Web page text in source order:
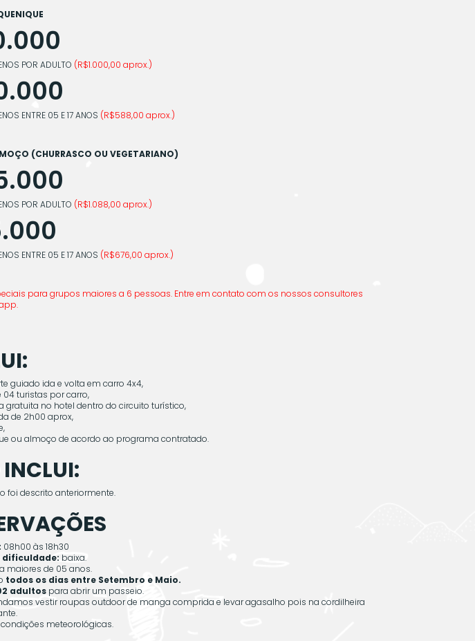
POR ADULTO (R$1.000,00 aprox.)
ENTRE 05 E 17 ANOS (R$588,00 aprox.)
(CHURRASCO OU VEGETARIANO)
POR ADULTO (R$1.088,00 aprox.)
ENTRE 05 E 17 ANOS (R$676,00 aprox.)
para grupos maiores a 6 pessoas. Entre em contato com os nossos consultores
guiado ida e volta em carro 4x4,
04 turistas por carro,
gratuita no hotel dentro do circuito turístico,
de 2h00 aprox,
ou almoço de acordo ao programa contratado.
foi descrito anteriormente.
08h00 às 18h30
dificuldade: baixa.
maiores de 05 anos.
todos os dias entre Setembro e Maio.
adultos para abrir um passeio.
vestir roupas outdoor de manga comprida e levar agasalho pois na cordilheira
meteorológicas.